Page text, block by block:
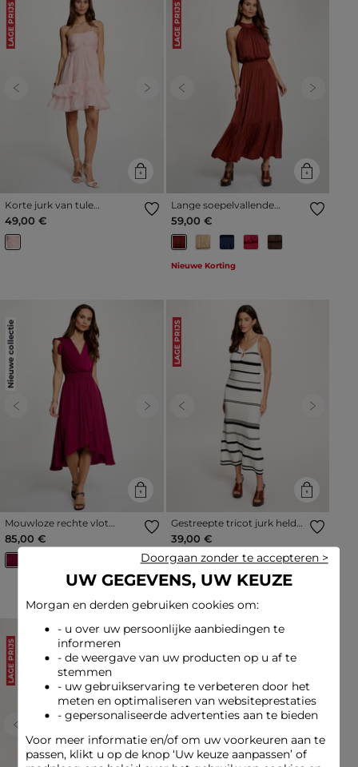
LAGE PRIJS
Previous Next
Korte jurk van tule
pastelroze vrouw
49,00 €
LAGE PRIJS
Previous Next
Lange soepelvallende
uitlopende jurk
cognacbruin vrouw
59,00 €
Nieuwe Korting
Nieuwe collectie
Previous Next
Mouwloze rechte vlot
vallende jurk pruim vrouw
85,00 €
LAGE PRIJS
Previous Next
Gestreepte tricot jurk helder
wit vrouw
39,00 €
Nieuwe Korting
LAGE PRIJS
Previous
LAGE PRIJS
UW GEGEVENS, UW KEUZE
Morgan en derden gebruiken cookies om:
- u over uw persoonlijke aanbiedingen te
informeren
- de weergave van uw producten op u af te
stemmen
- uw gebruikservaring te verbeteren door het
meten en optimaliseren van websiteprestaties
- gepersonaliseerde advertenties aan te bieden
Voor meer informatie en/of om uw voorkeuren aan te
passen, klikt u op de knop ‘Uw keuze aanpassen’ of
Doorgaan zonder te accepteren >